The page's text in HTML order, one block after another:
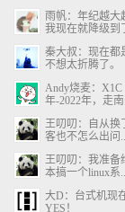
雨帆：年纪越大
我现在就降级到
秦大叔：现在都
不想太折腾了。
Andy烧麦：X1C
年-2022年，走
王叨叨：自从换
客也不怎么出问
王叨叨：我准备
本搞一个linux系
大D：台式机现
YES！